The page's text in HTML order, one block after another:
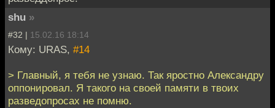
shu »
#32 | 15.02.16 18:14
Кому: URAS, #14
> Главный, я тебя не узнаю. Так яростно Александру
оппонировал. Я такого на своей памяти в твоих
разведопросах не помню.